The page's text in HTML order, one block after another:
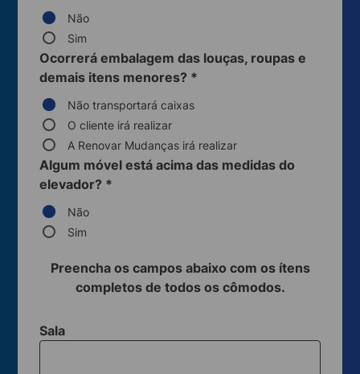
Não
Sim
Ocorrerá embalagem das louças, roupas e
demais itens menores? *
Não transportará caixas
O cliente irá realizar
A Renovar Mudanças irá realizar
Algum móvel está acima das medidas do
elevador? *
Não
Sim
Preencha os campos abaixo com os ítens
completos de todos os cômodos.
Sala